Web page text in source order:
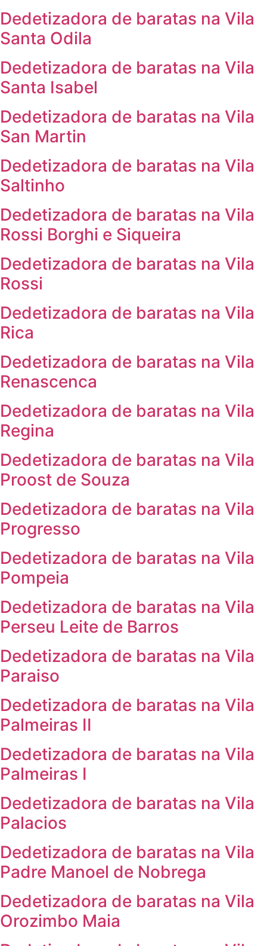
Dedetizadora de baratas na Vila
Santa Odila
Dedetizadora de baratas na Vila
Santa Isabel
Dedetizadora de baratas na Vila
San Martin
Dedetizadora de baratas na Vila
Saltinho
Dedetizadora de baratas na Vila
Rossi Borghi e Siqueira
Dedetizadora de baratas na Vila
Rossi
Dedetizadora de baratas na Vila
Rica
Dedetizadora de baratas na Vila
Renascenca
Dedetizadora de baratas na Vila
Regina
Dedetizadora de baratas na Vila
Proost de Souza
Dedetizadora de baratas na Vila
Progresso
Dedetizadora de baratas na Vila
Pompeia
Dedetizadora de baratas na Vila
Perseu Leite de Barros
Dedetizadora de baratas na Vila
Paraiso
Dedetizadora de baratas na Vila
Palmeiras II
Dedetizadora de baratas na Vila
Palmeiras I
Dedetizadora de baratas na Vila
Palacios
Dedetizadora de baratas na Vila
Padre Manoel de Nobrega
Dedetizadora de baratas na Vila
Orozimbo Maia